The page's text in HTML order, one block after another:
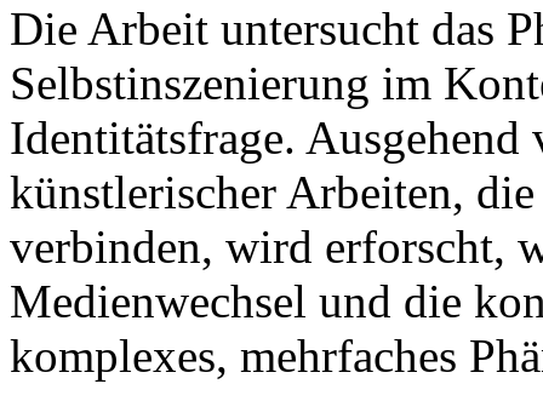
Die Arbeit untersucht das
Selbstinszenierung im
Identitätsfrage. Ausgehend
künstlerischer Arbeiten,
verbinden, wird erforscht,
Medienwechsel und die
komplexes, mehrfaches